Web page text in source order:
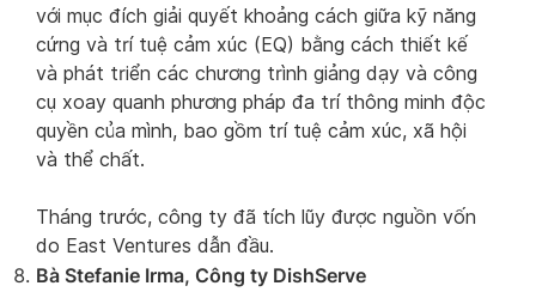
với mục đích giải quyết khoảng cách giữa kỹ năng
cứng và trí tuệ cảm xúc (EQ) bằng cách thiết kế
và phát triển các chương trình giảng dạy và công
cụ xoay quanh phương pháp đa trí thông minh độc
quyền của mình, bao gồm trí tuệ cảm xúc, xã hội
và thể chất.
Tháng trước, công ty đã tích lũy được nguồn vốn
do East Ventures dẫn đầu.
Bà Stefanie Irma, Công ty DishServe